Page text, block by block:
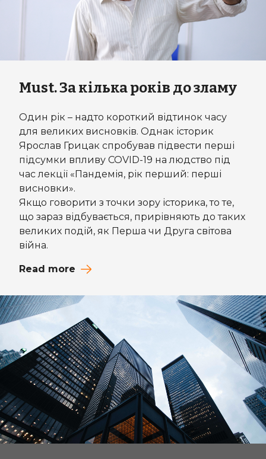
Must. За кілька років до зламу
Один рік – надто короткий відтинок часу
для великих висновків. Однак історик
Ярослав Грицак спробував підвести перші
підсумки впливу COVID-19 на людство під
час лекції «Пандемія, рік перший: перші
висновки».
Якщо говорити з точки зору історика, то те,
що зараз відбувається, прирівняють до таких
великих подій, як Перша чи Друга світова
війна.
Read more